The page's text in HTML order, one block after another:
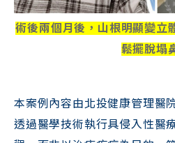
術後兩個月後，山根明顯變立
鬆擺脫塌
本案例內容由北投健康管理醫
透過醫學技術執行具侵入性醫